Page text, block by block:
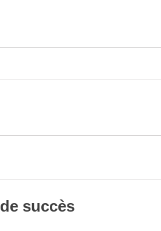
succès